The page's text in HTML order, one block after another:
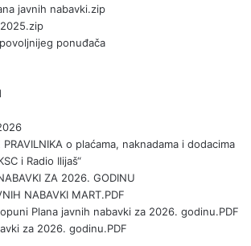
javnih nabavki.zip
ponuđača
PRAVILNIKA o plaćama, naknadama i dodacima
i Radio Ilijaš“
ZA 2026. GODINU
NABAVKI MART.PDF
Plana javnih nabavki za 2026. godinu.PDF
za 2026. godinu.PDF